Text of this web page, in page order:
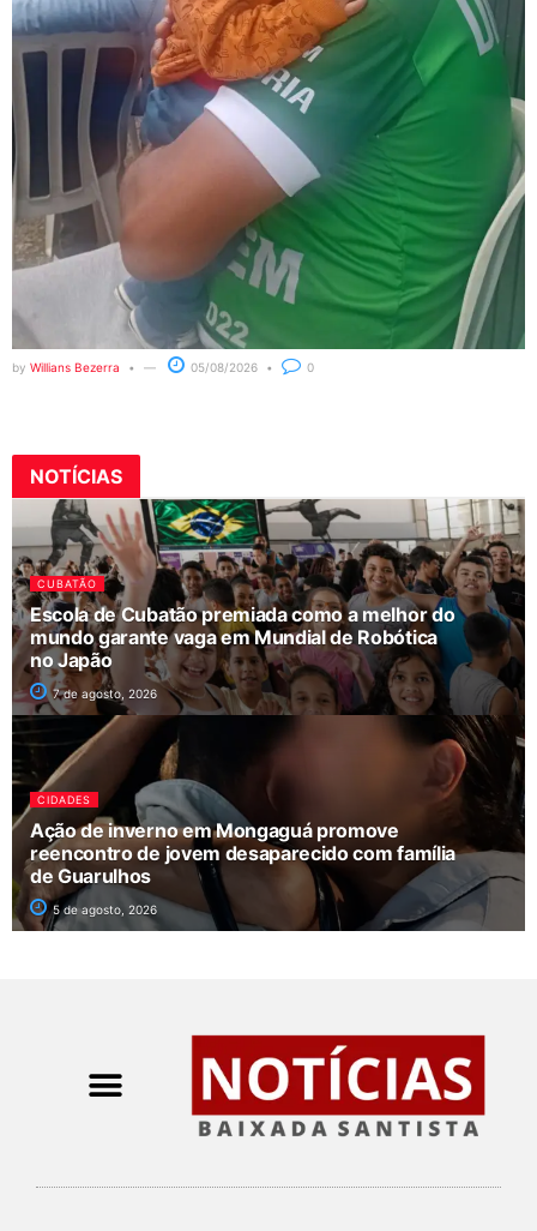
by Willians Bezerra 05/08/2026 0
NOTÍCIAS
CUBATÃO
Escola de Cubatão premiada como a melhor do
mundo garante vaga em Mundial de Robótica
no Japão
7 de agosto, 2026
CIDADES
Ação de inverno em Mongaguá promove
reencontro de jovem desaparecido com família
de Guarulhos
5 de agosto, 2026